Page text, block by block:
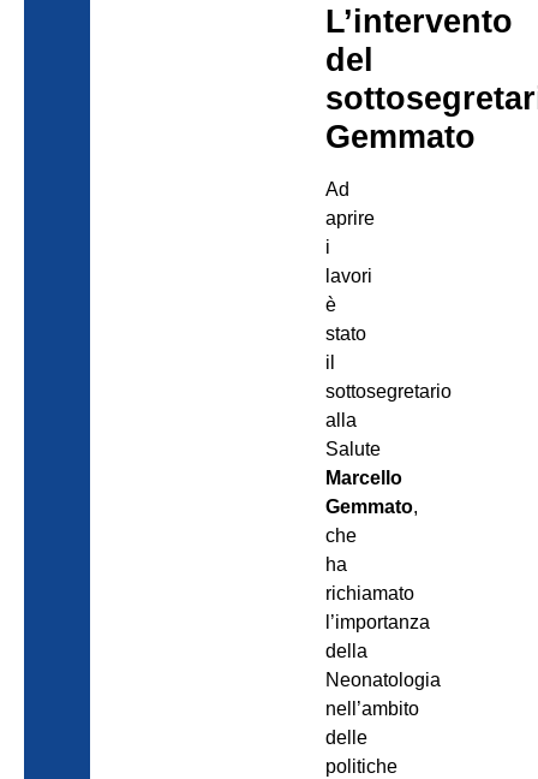
L’intervento
del
Gemmato
Ad
aprire
i
lavori
è
stato
il
sottosegretario
alla
Salute
Marcello
Gemmato,
che
ha
richiamato
l’importanza
della
Neonatologia
nell’ambito
delle
politiche